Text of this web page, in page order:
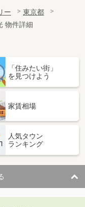
ー
東京都
物件詳細
「住みたい街」
を見つけよう
家賃相場
人気タウン
ランキング